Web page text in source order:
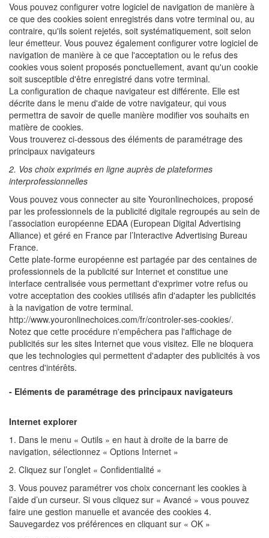
Vous pouvez configurer votre logiciel de navigation de manière à
ce que des cookies soient enregistrés dans votre terminal ou, au
contraire, qu'ils soient rejetés, soit systématiquement, soit selon
leur émetteur. Vous pouvez également configurer votre logiciel de
navigation de manière à ce que l'acceptation ou le refus des
cookies vous soient proposés ponctuellement, avant qu'un cookie
soit susceptible d'être enregistré dans votre terminal.
La configuration de chaque navigateur est différente. Elle est
décrite dans le menu d'aide de votre navigateur, qui vous
permettra de savoir de quelle manière modifier vos souhaits en
matière de cookies.
Vous trouverez ci-dessous des éléments de paramétrage des
principaux navigateurs
2. Vos choix exprimés en ligne auprès de plateformes
interprofessionnelles
Vous pouvez vous connecter au site Youronlinechoices, proposé
par les professionnels de la publicité digitale regroupés au sein de
l’association européenne EDAA (European Digital Advertising
Alliance) et géré en France par l’Interactive Advertising Bureau
France.
Cette plate-forme européenne est partagée par des centaines de
professionnels de la publicité sur Internet et constitue une
interface centralisée vous permettant d'exprimer votre refus ou
votre acceptation des cookies utilisés afin d'adapter les publicités
à la navigation de votre terminal.
http://www.youronlinechoices.com/fr/controler-ses-cookies/.
Notez que cette procédure n'empêchera pas l'affichage de
publicités sur les sites Internet que vous visitez. Elle ne bloquera
que les technologies qui permettent d'adapter des publicités à vos
centres d'intérêts.
- Eléments de paramétrage des principaux navigateurs
Internet explorer
1. Dans le menu « Outils » en haut à droite de la barre de
navigation, sélectionnez « Options Internet »
2. Cliquez sur l’onglet « Confidentialité »
3. Vous pouvez paramétrer vos choix concernant les cookies à
l’aide d’un curseur. Si vous cliquez sur « Avancé » vous pouvez
faire une gestion manuelle et avancée des cookies 4.
Sauvegardez vos préférences en cliquant sur « OK »